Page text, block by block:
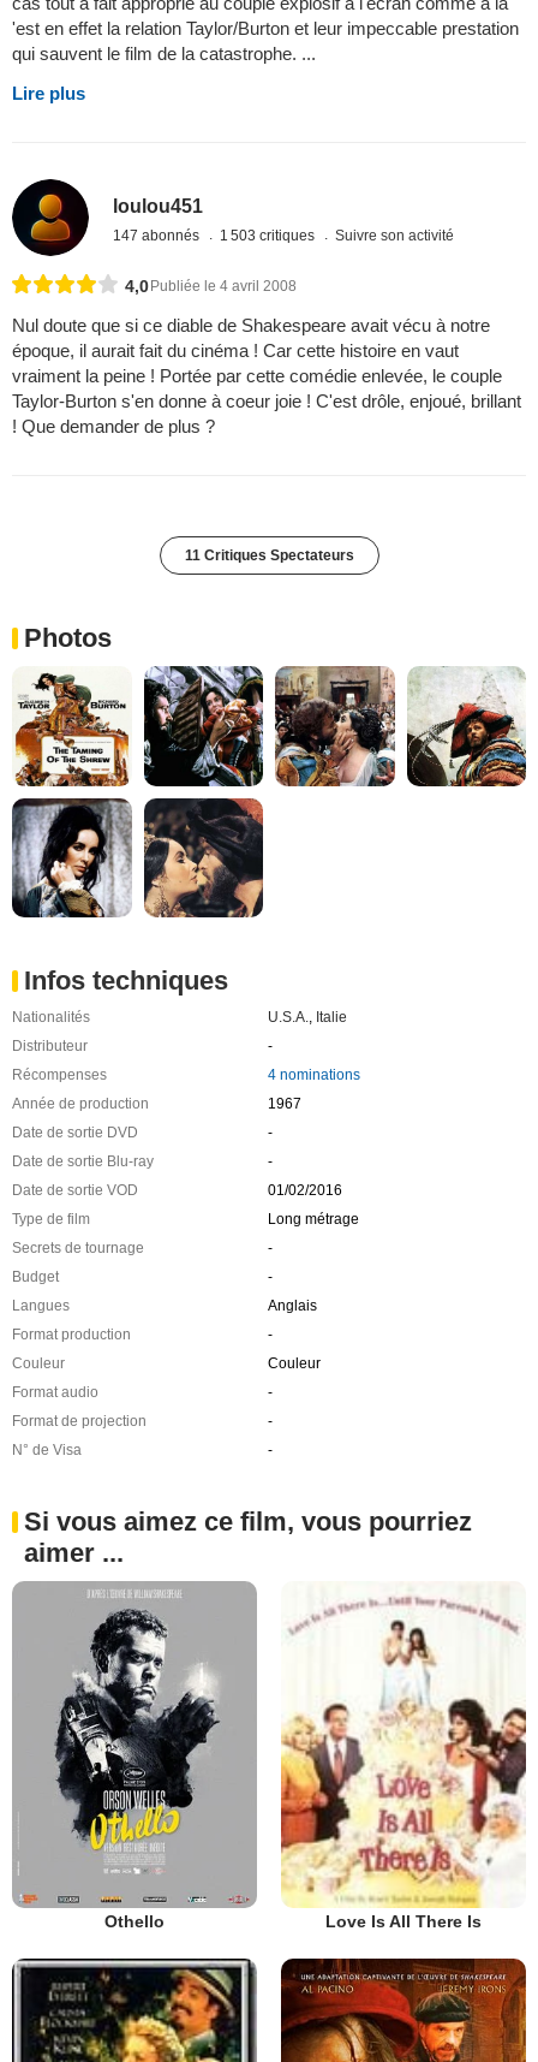
'est en effet la relation Taylor/Burton et leur impeccable prestation
qui sauvent le film de la catastrophe. ...
Lire plus
loulou451
147 abonnés 1 503 critiques Suivre son activité
4,0 Publiée le 4 avril 2008
Nul doute que si ce diable de Shakespeare avait vécu à notre
époque, il aurait fait du cinéma ! Car cette histoire en vaut
vraiment la peine ! Portée par cette comédie enlevée, le couple
Taylor-Burton s'en donne à coeur joie ! C'est drôle, enjoué, brillant
! Que demander de plus ?
11 Critiques Spectateurs
Photos
Infos techniques
Nationalités U.S.A., Italie
Distributeur
-
Récompenses
4 nominations
Année de production
1967
Date de sortie DVD
-
Date de sortie Blu-ray
-
Date de sortie VOD
01/02/2016
Type de film
Long métrage
Secrets de tournage
-
Budget
-
Langues
Anglais
Format production
-
Couleur
Couleur
Format audio
-
Format de projection
-
N° de Visa
-
Si vous aimez ce film, vous pourriez
aimer ...
Othello Love Is All There Is